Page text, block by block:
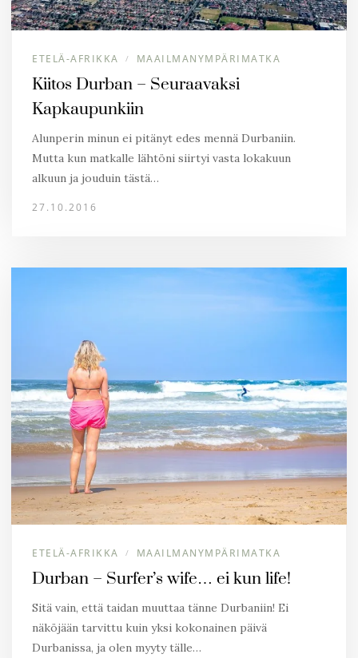
ETELÄ-AFRIKKA / MAAILMANYMPÄRIMATKA
Kiitos Durban – Seuraavaksi
Kapkaupunkiin
Alunperin minun ei pitänyt edes mennä Durbaniin.
Mutta kun matkalle lähtöni siirtyi vasta lokakuun
alkuun ja jouduin tästä…
27.10.2016
ETELÄ-AFRIKKA / MAAILMANYMPÄRIMATKA
Durban – Surfer’s wife… ei kun life!
Sitä vain, että taidan muuttaa tänne Durbaniin! Ei
näköjään tarvittu kuin yksi kokonainen päivä
Durbanissa, ja olen myyty tälle…